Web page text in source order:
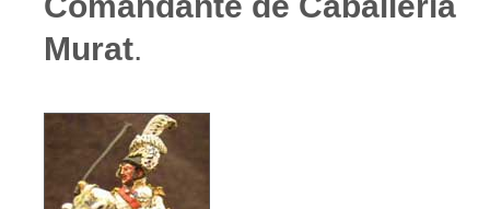
Murat.